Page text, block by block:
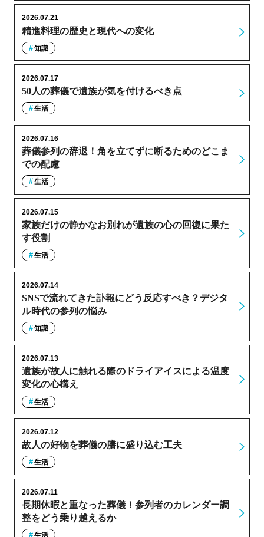
精進料理の歴史と現代への変化
2026.07.21
知識
50人の葬儀で遺族が気を付けるべき点
2026.07.17
生活
葬儀参列の辞退！角を立てずに断るためのどこま
での配慮
2026.07.16
生活
家族だけの静かなお別れが遺族の心の回復に果た
す役割
2026.07.15
生活
SNSで流れてきた訃報にどう反応すべき？デジタ
ル時代の参列の悩み
2026.07.14
知識
遺族が故人に触れる際のドライアイスによる温度
変化の心構え
2026.07.13
生活
故人の好物を葬儀の膳に盛り込む工夫
2026.07.12
生活
長期休暇と重なった葬儀！参列者のカレンダー調
整をどう乗り越えるか
2026.07.11